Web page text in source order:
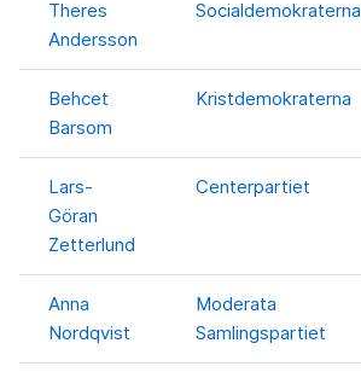
Theres
Andersson
Socialdemokraterna
Behcet
Barsom
Kristdemokraterna
Lars-
Göran
Zetterlund
Centerpartiet
Anna
Nordqvist
Moderata
Samlingspartiet